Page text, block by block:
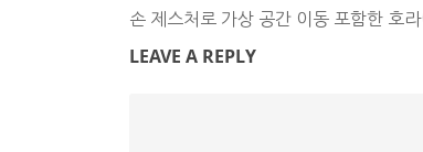
손 제스처로 가상 공간 이동 포함한 호
LEAVE A REPLY